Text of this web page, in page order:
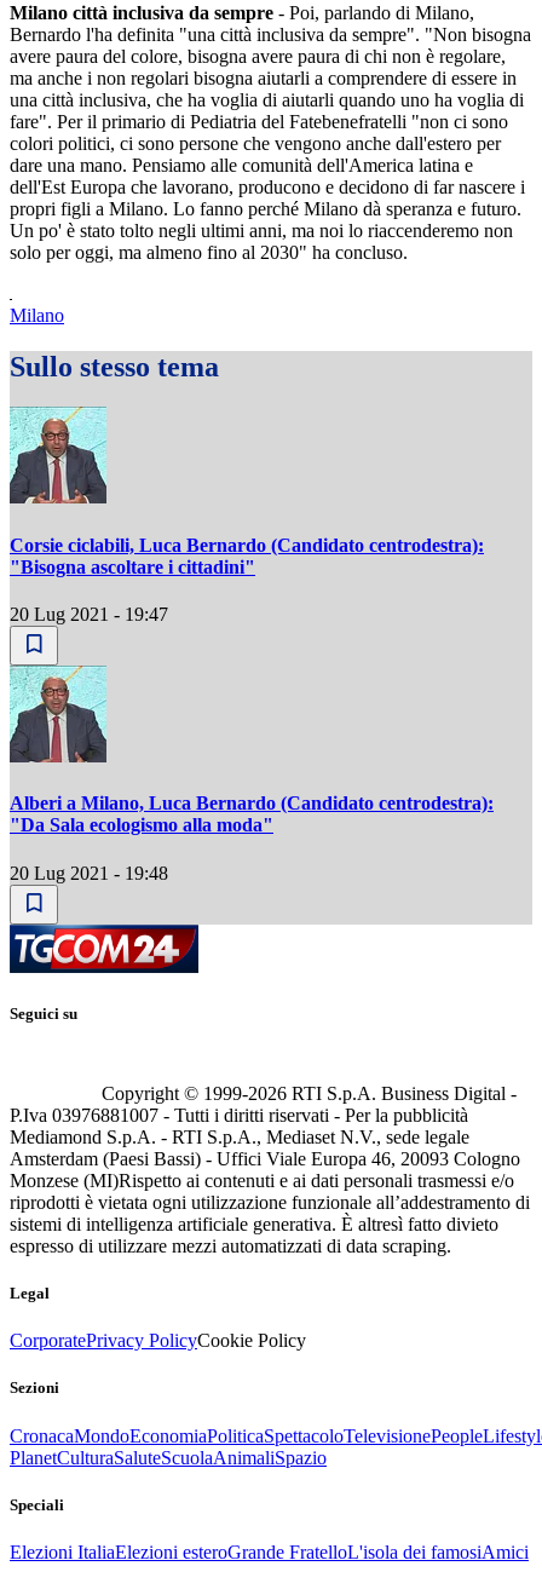
Milano città inclusiva da sempre - Poi, parlando di Milano,
Bernardo l'ha definita "una città inclusiva da sempre". "Non bisogna
avere paura del colore, bisogna avere paura di chi non è regolare,
ma anche i non regolari bisogna aiutarli a comprendere di essere in
una città inclusiva, che ha voglia di aiutarli quando uno ha voglia di
fare". Per il primario di Pediatria del Fatebenefratelli "non ci sono
colori politici, ci sono persone che vengono anche dall'estero per
dare una mano. Pensiamo alle comunità dell'America latina e
dell'Est Europa che lavorano, producono e decidono di far nascere i
propri figli a Milano. Lo fanno perché Milano dà speranza e futuro.
Un po' è stato tolto negli ultimi anni, ma noi lo riaccenderemo non
solo per oggi, ma almeno fino al 2030" ha concluso.
Milano
Sullo stesso tema
Corsie ciclabili, Luca Bernardo (Candidato centrodestra):
"Bisogna ascoltare i cittadini"
20 Lug 2021 - 19:47
Alberi a Milano, Luca Bernardo (Candidato centrodestra):
"Da Sala ecologismo alla moda"
20 Lug 2021 - 19:48
Seguici su
Copyright © 1999-2026 RTI S.p.A. Business Digital -
P.Iva 03976881007 - Tutti i diritti riservati - Per la pubblicità
Mediamond S.p.A. - RTI S.p.A., Mediaset N.V., sede legale
Amsterdam (Paesi Bassi) - Uffici Viale Europa 46, 20093 Cologno
Monzese (MI)Rispetto ai contenuti e ai dati personali trasmessi e/o
riprodotti è vietata ogni utilizzazione funzionale all’addestramento di
sistemi di intelligenza artificiale generativa. È altresì fatto divieto
espresso di utilizzare mezzi automatizzati di data scraping.
Legal
CorporatePrivacy PolicyCookie Policy
Sezioni
CronacaMondoEconomiaPoliticaSpettacoloTelevisionePeople
PlanetCulturaSaluteScuolaAnimaliSpazio
Speciali
Elezioni ItaliaElezioni esteroGrande FratelloL'isola dei famosiAmici